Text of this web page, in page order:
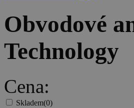
Obvodové
Technology
Cena:
Skladem(0)